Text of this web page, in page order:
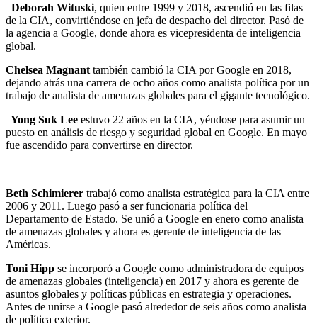
Deborah Wituski, quien entre 1999 y 2018, ascendió en las filas
de la CIA, convirtiéndose en jefa de despacho del director. Pasó de
la agencia a Google, donde ahora es vicepresidenta de inteligencia
global.
Chelsea Magnant también cambió la CIA por Google en 2018,
dejando atrás una carrera de ocho años como analista política por un
trabajo de analista de amenazas globales para el gigante tecnológico.
Yong Suk Lee estuvo 22 años en la CIA, yéndose para asumir un
puesto en análisis de riesgo y seguridad global en Google. En mayo
fue ascendido para convertirse en director.
Beth Schimierer trabajó como analista estratégica para la CIA entre
2006 y 2011. Luego pasó a ser funcionaria política del
Departamento de Estado. Se unió a Google en enero como analista
de amenazas globales y ahora es gerente de inteligencia de las
Américas.
Toni Hipp se incorporó a Google como administradora de equipos
de amenazas globales (inteligencia) en 2017 y ahora es gerente de
asuntos globales y políticas públicas en estrategia y operaciones.
Antes de unirse a Google pasó alrededor de seis años como analista
de política exterior.